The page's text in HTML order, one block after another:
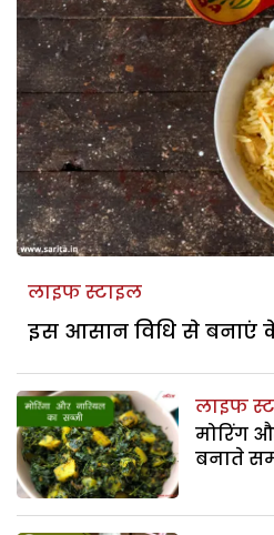
लाइफ स्टाइल
इस आसान विधि से बनाएं
लाइफ
मोरिंग
बनाते